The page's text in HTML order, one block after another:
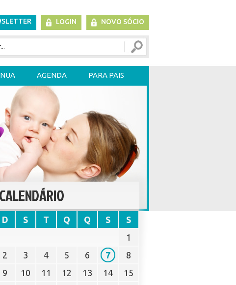
LOGIN NOVO SÓCIO
AGENDA PARA PAIS
CALENDÁRIO
D S T Q Q S
S
1
2
3 4 5 6 7
8
9
10 11 12 13 14
15